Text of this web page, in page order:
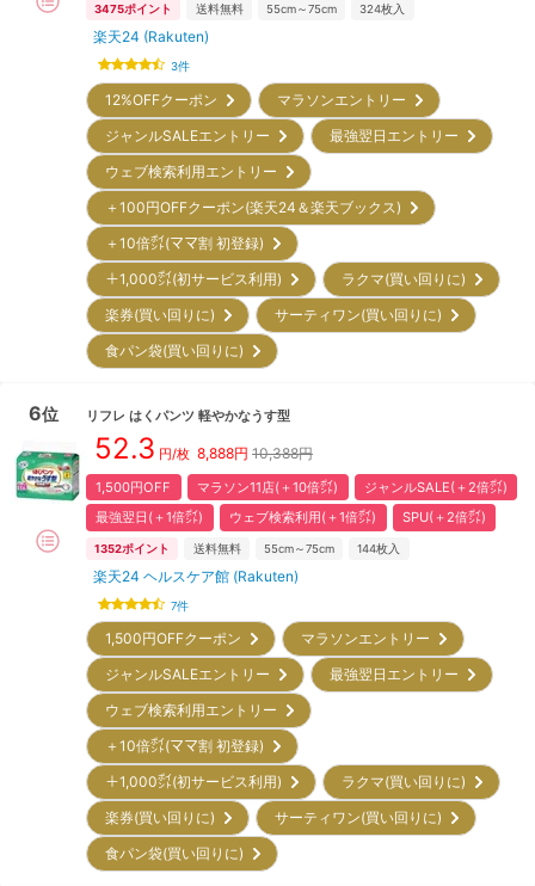
3475ポイント 送料無料 55cm～75cm 324枚入
楽天24 (Rakuten)
3件
12%OFFクーポン
マラソンエントリー
ジャンルSALEエントリー
最強翌日エントリー
ウェブ検索利用エントリー
＋100円OFFクーポン(楽天24＆楽天ブックス)
＋10倍㌽(ママ割 初登録)
＋1,000㌽(初サービス利用)
ラクマ(買い回りに)
楽券(買い回りに)
サーティワン(買い回りに)
食パン袋(買い回りに)
6位 リフレ はくパンツ 軽やかなうす型
52.3 円/枚 8,888円 10,388円
1,500円OFF マラソン11店(＋10倍㌽)
ジャンルSALE(＋2倍㌽)
最強翌日(＋1倍㌽)
ウェブ検索利用(＋1倍㌽) SPU(＋2倍㌽)
1352ポイント 送料無料 55cm～75cm 144枚入
楽天24 ヘルスケア館 (Rakuten)
7件
1,500円OFFクーポン
マラソンエントリー
ジャンルSALEエントリー
最強翌日エントリー
ウェブ検索利用エントリー
＋10倍㌽(ママ割 初登録)
＋1,000㌽(初サービス利用)
ラクマ(買い回りに)
楽券(買い回りに)
サーティワン(買い回りに)
食パン袋(買い回りに)